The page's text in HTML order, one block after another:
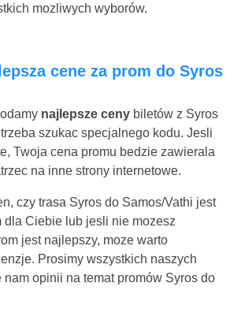
mozliwych wyborów.
najlepsze ceny biletów z Syros
szukac specjalnego kodu. Jesli
Twoja cena promu bedzie zawierala
na inne strony internetowe.
czy trasa Syros do Samos/Vathi jest
dla Ciebie lub jesli nie mozesz
jest najlepszy, moze warto
Prosimy wszystkich naszych
opinii na temat promów Syros do